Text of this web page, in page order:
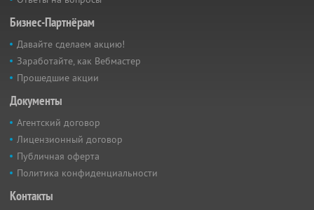
Бизнес-Партнёрам
Давайте сделаем акцию!
Заработайте, как Вебмастер
Прошедшие акции
Документы
Агентский договор
Лицензионный договор
Публичная оферта
Политика конфиденциальности
Контакты